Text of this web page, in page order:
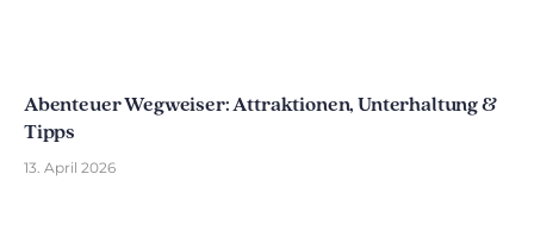
Abenteuer Wegweiser: Attraktionen, Unterhaltung &
Tipps
13. April 2026